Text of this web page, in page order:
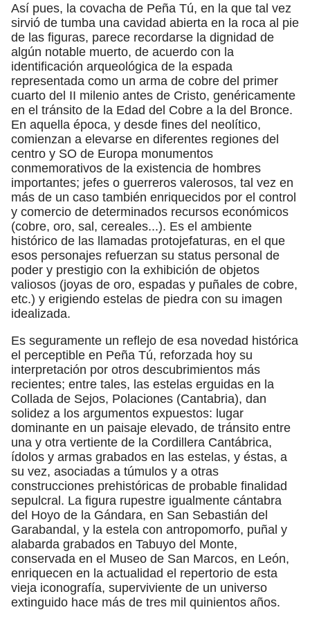
Así pues, la covacha de Peña Tú, en la que tal vez
sirvió de tumba una cavidad abierta en la roca al pie
de las figuras, parece recordarse la dignidad de
algún notable muerto, de acuerdo con la
identificación arqueológica de la espada
representada como un arma de cobre del primer
cuarto del II milenio antes de Cristo, genéricamente
en el tránsito de la Edad del Cobre a la del Bronce.
En aquella época, y desde fines del neolítico,
comienzan a elevarse en diferentes regiones del
centro y SO de Europa monumentos
conmemorativos de la existencia de hombres
importantes; jefes o guerreros valerosos, tal vez en
más de un caso también enriquecidos por el control
y comercio de determinados recursos económicos
(cobre, oro, sal, cereales...). Es el ambiente
histórico de las llamadas protojefaturas, en el que
esos personajes refuerzan su status personal de
poder y prestigio con la exhibición de objetos
valiosos (joyas de oro, espadas y puñales de cobre,
etc.) y erigiendo estelas de piedra con su imagen
idealizada.
Es seguramente un reflejo de esa novedad histórica
el perceptible en Peña Tú, reforzada hoy su
interpretación por otros descubrimientos más
recientes; entre tales, las estelas erguidas en la
Collada de Sejos, Polaciones (Cantabria), dan
solidez a los argumentos expuestos: lugar
dominante en un paisaje elevado, de tránsito entre
una y otra vertiente de la Cordillera Cantábrica,
ídolos y armas grabados en las estelas, y éstas, a
su vez, asociadas a túmulos y a otras
construcciones prehistóricas de probable finalidad
sepulcral. La figura rupestre igualmente cántabra
del Hoyo de la Gándara, en San Sebastián del
Garabandal, y la estela con antropomorfo, puñal y
alabarda grabados en Tabuyo del Monte,
conservada en el Museo de San Marcos, en León,
enriquecen en la actualidad el repertorio de esta
vieja iconografía, superviviente de un universo
extinguido hace más de tres mil quinientos años.